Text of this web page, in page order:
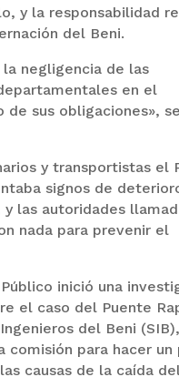
y la responsabilidad
del Beni.
negligencia de las
en el
de sus obligaciones»,
y transportistas el
signos de
las autoridades
nada para prevenir el
inició una
el caso del Puente
del Beni (SIB),
comisión para hacer un
causas de la caída